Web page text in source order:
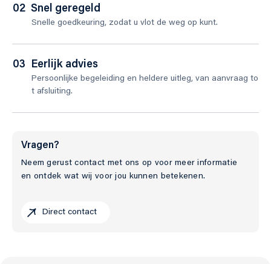
02 Snel geregeld
Snelle goedkeuring, zodat u vlot de weg op kunt.
03 Eerlijk advies
Persoonlijke begeleiding en heldere uitleg, van aanvraag to
t afsluiting.
Vragen?
Neem gerust contact met ons op voor meer informatie
en ontdek wat wij voor jou kunnen betekenen.
Direct contact